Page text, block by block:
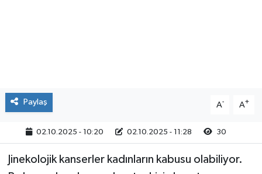
Paylaş A A+
02.10.2025 - 10:20 02.10.2025 - 11:28 30
Jinekolojik kanserler kadınların kabusu olabiliyor.